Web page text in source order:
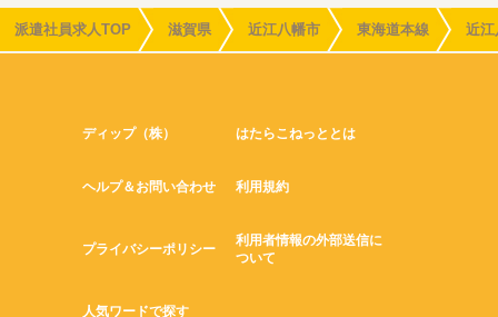
派遣社員求人TOP 滋賀県 近江八幡市 東海道本線 近江
ディップ（株） はたらこねっととは
ヘルプ＆お問い合わせ 利用規約
プライバシーポリシー
利用者情報の外部送信に
ついて
人気ワードで探す